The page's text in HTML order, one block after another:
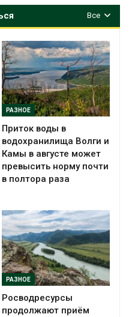
Все
РАЗНОЕ
Приток воды в
водохранилища Волги и
Камы в августе может
превысить норму почти
в полтора раза
РАЗНОЕ
Росводресурсы
продолжают приём